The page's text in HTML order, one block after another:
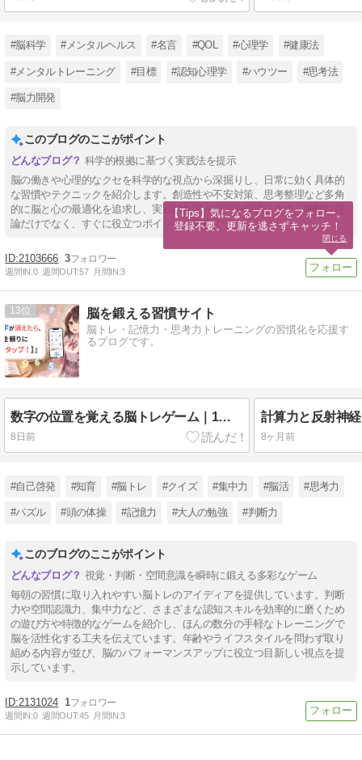
#脳科学 #メンタルヘルス #名言 #QOL #心理学 #健康法
#メンタルトレーニング #目標 #認知心理学 #ハウツー #思考法
#脳力開発
このブログのここがポイント
科学的根拠に基づく実践法を提示
脳の働きや心理的なクセを科学的な視点から深掘りし、日常に効く具体的
な習慣やテクニックを紹介します。創造性や不安対策、思考整理など多角
的に脳と心の最適化を追求し、実践的なアイデアを提供します。難解な理
論だけでなく、すぐに役立つポイントが満載です。
2103666 3
週間IN:0 週間OUT:57 月間IN:3
13 脳を鍛える習慣サイト
脳トレ・記憶力・思考力トレーニングの習慣化を応援す
るブログです。
数字の位置を覚える脳トレゲーム｜1から順に押す無料の短期記憶トレーニング
8日前 8ヶ月前
#自己啓発 #知育 #脳トレ #クイズ #集中力 #脳活 #思考力
#パズル #頭の体操 #記憶力 #大人の勉強 #判断力
このブログのここがポイント
視覚・判断・空間意識を瞬時に鍛える多彩なゲーム
毎朝の習慣に取り入れやすい脳トレのアイディアを提供しています。判断
力や空間認識力、集中力など、さまざまな認知スキルを効率的に磨くため
の遊び方や特徴的なゲームを紹介し、ほんの数分の手軽なトレーニングで
脳を活性化する工夫を伝えています。年齢やライフスタイルを問わず取り
組める内容が並び、脳のパフォーマンスアップに役立つ目新しい視点を提
示しています。
2131024 1
週間IN:0 週間OUT:45 月間IN:3
【Tips】気になるブログをフォロー。
登録不要。更新を逃さずキャッチ！
閉じる